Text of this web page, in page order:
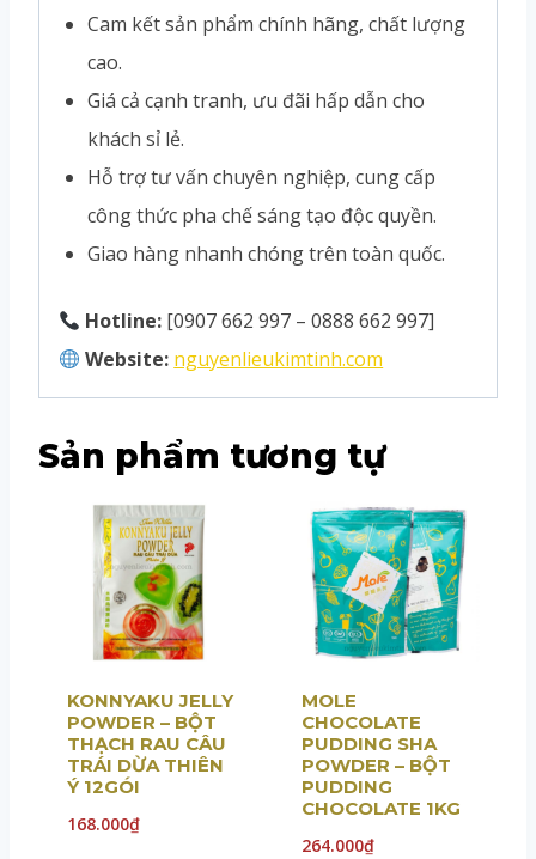
Cam kết sản phẩm chính hãng, chất lượng
cao.
Giá cả cạnh tranh, ưu đãi hấp dẫn cho
khách sỉ lẻ.
Hỗ trợ tư vấn chuyên nghiệp, cung cấp
công thức pha chế sáng tạo độc quyền.
Giao hàng nhanh chóng trên toàn quốc.
Hotline: [0907 662 997 – 0888 662 997]
Website: nguyenlieukimtinh.com
Sản phẩm tương tự
KONNYAKU JELLY
POWDER – BỘT
THẠCH RAU CÂU
TRÁI DỪA THIÊN
Ý 12GÓI
168.000₫
MOLE
CHOCOLATE
PUDDING SHA
POWDER – BỘT
PUDDING
CHOCOLATE 1KG
264.000₫